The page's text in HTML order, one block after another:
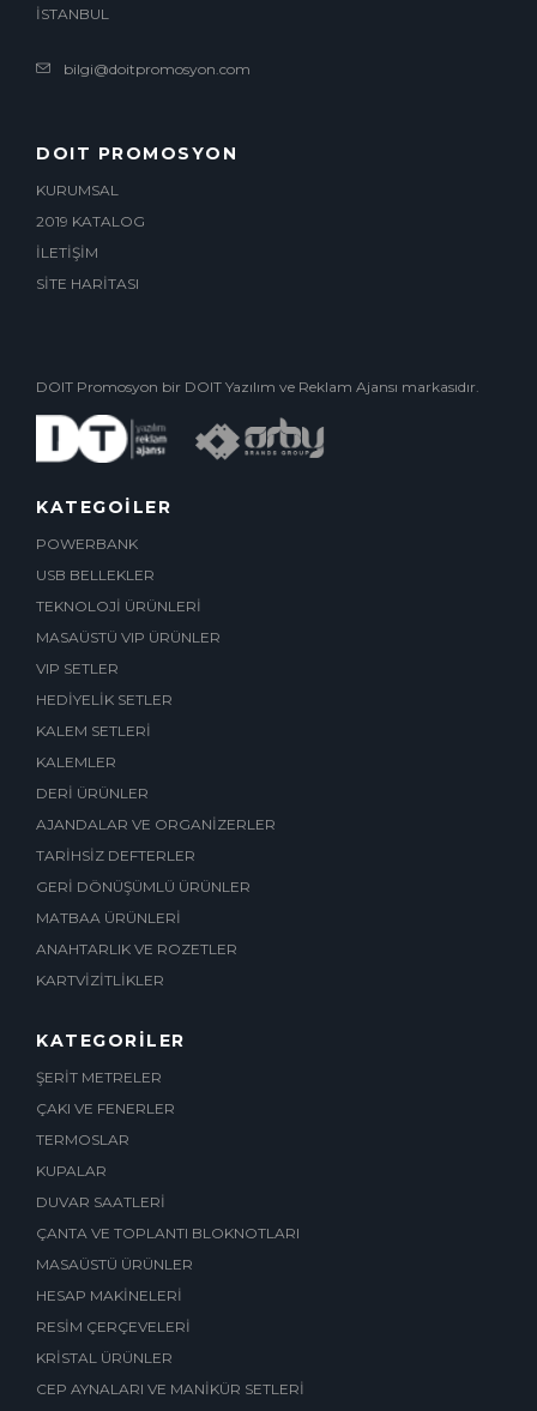
İSTANBUL
bilgi@doitpromosyon.com
DOIT PROMOSYON
KURUMSAL
2019 KATALOG
İLETİŞİM
SİTE HARİTASI
DOIT Promosyon bir DOIT Yazılım ve Reklam Ajansı markasıdır.
KATEGOİLER
POWERBANK
USB BELLEKLER
TEKNOLOJİ ÜRÜNLERİ
MASAÜSTÜ VIP ÜRÜNLER
VIP SETLER
HEDİYELİK SETLER
KALEM SETLERİ
KALEMLER
DERİ ÜRÜNLER
AJANDALAR VE ORGANİZERLER
TARİHSİZ DEFTERLER
GERİ DÖNÜŞÜMLÜ ÜRÜNLER
MATBAA ÜRÜNLERİ
ANAHTARLIK VE ROZETLER
KARTVİZİTLİKLER
KATEGORİLER
ŞERİT METRELER
ÇAKI VE FENERLER
TERMOSLAR
KUPALAR
DUVAR SAATLERİ
ÇANTA VE TOPLANTI BLOKNOTLARI
MASAÜSTÜ ÜRÜNLER
HESAP MAKİNELERİ
RESİM ÇERÇEVELERİ
KRİSTAL ÜRÜNLER
CEP AYNALARI VE MANİKÜR SETLERİ